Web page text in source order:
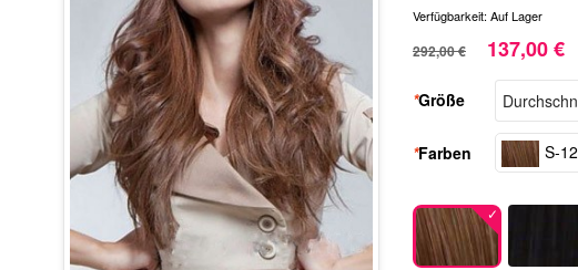
Verfügbarkeit: Auf Lager
292,00 € 137,00 €
*Größe
*Farben S-12